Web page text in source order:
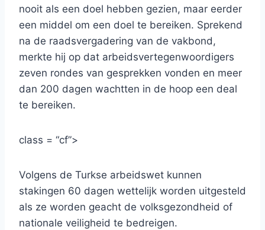
nooit als een doel hebben gezien, maar eerder
een middel om een doel te bereiken. Sprekend
na de raadsvergadering van de vakbond,
merkte hij op dat arbeidsvertegenwoordigers
zeven rondes van gesprekken vonden en meer
dan 200 dagen wachtten in de hoop een deal
te bereiken.
class = “cf”>
Volgens de Turkse arbeidswet kunnen
stakingen 60 dagen wettelijk worden uitgesteld
als ze worden geacht de volksgezondheid of
nationale veiligheid te bedreigen.